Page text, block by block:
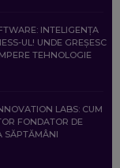
INTELIGENȚA
UL! UNDE GREȘESC
TEHNOLOGIE
LABS: CUM
FONDATOR DE
SĂPTĂMÂNI